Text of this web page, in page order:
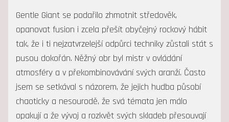
Gentle Giant se podařilo zhmotnit středověk,
opanovat fusion i zcela přešít obyčejný rockový hábit
tak, že i ti nejzatvrzelejší odpůrci techniky zůstali stát s
pusou dokořán. Něžný obr byl mistr v ovládání
atmosféry a v překombinovávání svých aranží. Často
jsem se setkával s názorem, že jejich hudba působí
chaoticky a nesourodě, že svá témata jen málo
opakují a že vývoj a rozkvět svých skladeb přesouvají